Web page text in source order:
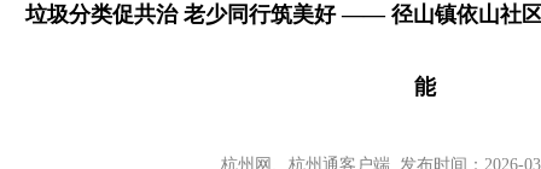
垃圾分类促共治 老少同行筑美好 —— 径山镇依山社
能
杭州网、杭州通客户端 发布时间：2026-